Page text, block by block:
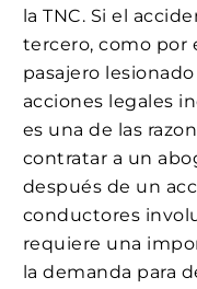
la TNC. Si el
tercero, como por
pasajero
acciones legales
es una de las
contratar a un
después de un
conductores
requiere una
la demanda para